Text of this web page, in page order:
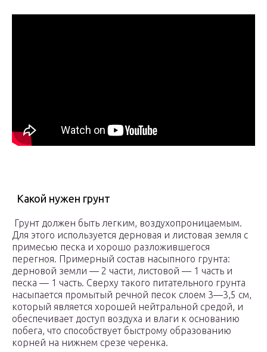
Какой нужен грунт
Грунт должен быть легким, воздухопроницаемым.
Для этого используется дерновая и листовая земля с
примесью песка и хорошо разложившегося
перегноя. Примерный состав насыпного грунта:
дерновой земли — 2 части, листовой — 1 часть и
песка — 1 часть. Сверху такого питательного грунта
насыпается промытый речной песок слоем 3—3,5 см,
который является хорошей нейтральной средой, и
обеспечивает доступ воздуха и влаги к основанию
побега, что способствует быстрому образованию
корней на нижнем срезе черенка.